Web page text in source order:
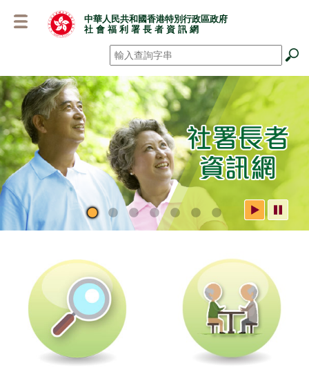
容
中華人民共和國香港特別行政區政府
社 會 福 利 署 長 者 資 訊 網
搜尋 *
社署長者資訊網